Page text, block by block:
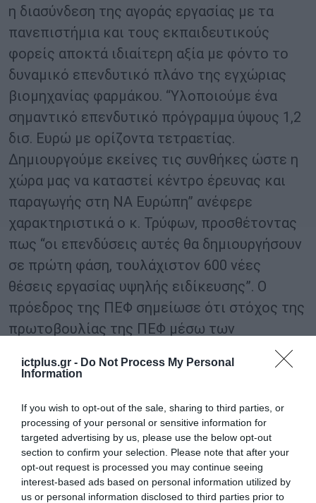
ictplus.gr - Do Not Process My Personal
Information
If you wish to opt-out of the sale, sharing to third parties, or
processing of your personal or sensitive information for
targeted advertising by us, please use the below opt-out
section to confirm your selection. Please note that after your
opt-out request is processed you may continue seeing
interest-based ads based on personal information utilized by
us or personal information disclosed to third parties prior to
η διασύνδεση της αγοράς εργασίας με τα
πανεπιστήμια και τους εκπαιδευτικούς
φορείς αποκτά ιδιαίτερη αξία με φόντο το
δυναμικό επενδυτικό πλάνο της εγχώριας
βιομηχανίας φαρμάκου. “Υλοποιούμε ένα
σημαντικό επενδυτικό πρόγραμμα ύψους 1,2
δισ. Ευρώ με ορίζοντα τετραετίας.
Δημιουργούμε εκείνες τις συνθήκες ώστε η
χώρα μας να καταστεί κέντρο έρευνας και
παραγωγής στη ΝΑ Ευρώπη” ανέφερε
χαρακτηριστικά ο κ. Τρύφων, προσθέτοντας
πως “οι επενδύσεις αυτές θα δημιουργήσουν
σε πρώτη φάση, τουλάχιστον 600 νέες
θέσεις εργασίας υψηλής ειδίκευσης”. Ο
πρόεδρος της ΠΕΦ σημείωσε ότι στόχος της
πρωτοβουλίας της ΠΕΦ μέσω των
καινοτόμων εκπαιδευτικών προγραμμάτων
είναι “η δημιουργία μιας κρίσιμης μάζας
κατάρτισης που θα στελεχώσει τις δομές
που αναπτύσσονται”.
Ο κ. Τρύφων ολοκλήρωσε την ομιλία του,
επισημαίνοντας πως μετά τον πρώτο αυτό